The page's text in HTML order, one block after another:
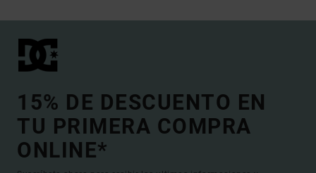
15% DE DESCUENTO EN
TU PRIMERA COMPRA
ONLINE*